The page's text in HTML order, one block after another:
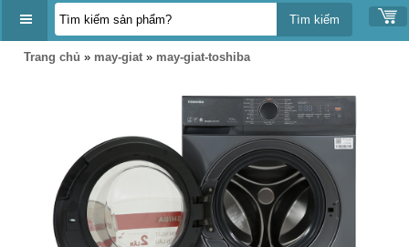
DANH
Trang chủ » may-giat » may-giat-toshiba